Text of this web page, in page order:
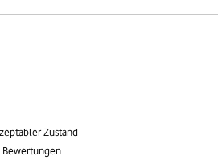
Zustand
Bewertungen